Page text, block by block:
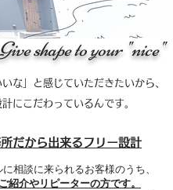
shape to your "nice"
な」と感じていただきたいから、
にこだわっているんです。
だから出来るフリー設計
相談に来られるお客様のうち、
紹介やリピーターの方です。